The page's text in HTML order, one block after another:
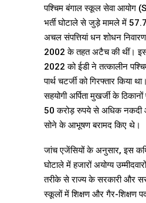
पश्चिम बंगाल स्कूल सेवा आयोग
भर्ती घोटाले से जुड़े मामले में
अचल संपत्तियां धन शोधन
2002 के तहत अटैच की थीं।
2022 को ईडी ने तत्कालीन
पार्थ चटर्जी को गिरफ्तार किया
सहयोगी अर्पिता मुखर्जी के
50 करोड़ रुपये से अधिक
सोने के आभूषण बरामद किए थे।
जांच एजेंसियों के अनुसार, इस
घोटाले में हजारों अयोग्य
तरीके से राज्य के सरकारी और
स्कूलों में शिक्षण और गैर-शिक्षण